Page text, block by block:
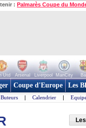
: Palmarès Coupe du
Utd Arsenal Liverpool ManCity
Coupe d'Europe Les
Buteurs | Calendrier |